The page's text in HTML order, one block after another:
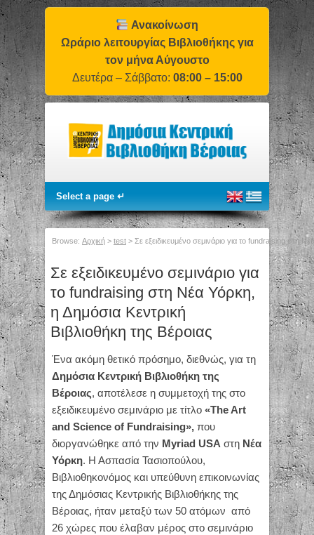
Ανακοίνωση
Ωράριο λειτουργίας Βιβλιοθήκης για
τον μήνα Αύγουστο
Δευτέρα – Σάββατο: 08:00 – 15:00
Browse: Αρχική > test > Σε εξειδικευμένο σεμινάριο για το fundraising στη
Σε εξειδικευμένο σεμινάριο για
το fundraising στη Νέα Υόρκη,
η Δημόσια Κεντρική
Βιβλιοθήκη της Βέροιας
Ένα ακόμη θετικό πρόσημο, διεθνώς, για τη
Δημόσια Κεντρική Βιβλιοθήκη της
Βέροιας, αποτέλεσε η συμμετοχή της στο
εξειδικευμένο σεμινάριο με τίτλο «The Art
and Science of Fundraising», που
διοργανώθηκε από την Myriad USA στη Νέα
Υόρκη. Η Ασπασία Τασιοπούλου,
Βιβλιοθηκονόμος και υπεύθυνη επικοινωνίας
της Δημόσιας Κεντρικής Βιβλιοθήκης της
Βέροιας, ήταν μεταξύ των 50 ατόμων από
26 χώρες που έλαβαν μέρος στο σεμινάριο